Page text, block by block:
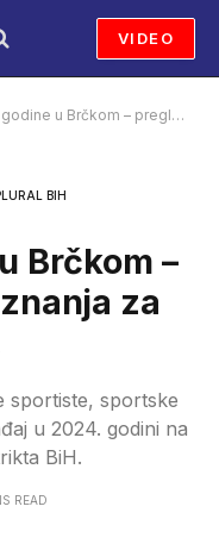
VIDEO
Brčkom – pregled svih priznanja za 2024.
BIH
Brčkom –
za
sportiste, sportske
u 2024. godini na
BiH.
READ